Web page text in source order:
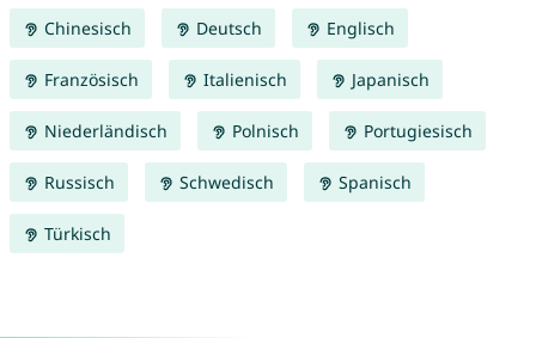
Chinesisch Deutsch Englisch
Französisch Italienisch Japanisch
Niederländisch Polnisch Portugiesisch
Russisch Schwedisch Spanisch
Türkisch